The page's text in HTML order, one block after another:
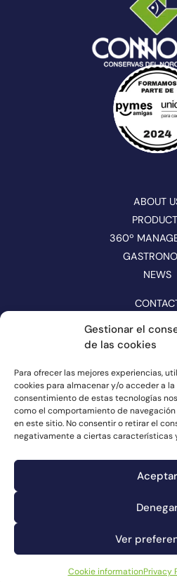
Gestionar el
de las cookies
Para ofrecer las mejores experiencias,
cookies para almacenar y/o acceder a
consentimiento de estas tecnologías
como el comportamiento de
en este sitio. No consentir o retirar el
negativamente a ciertas características
Aceptar
Ver
Cookie informationPrivacy
ABOUT
360º
NEWS
FOLLOW US ON
©
Cookie